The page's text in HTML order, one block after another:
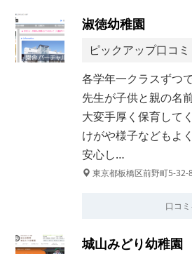
淑徳幼稚園
ピックアップ口コミ
各学年一クラスずつ
先生が子供と親の名
大変手厚く保育して
けがや様子などもよ
安心し…
東京都板橋区前野町5-32-
口コ
城山みどり幼稚園